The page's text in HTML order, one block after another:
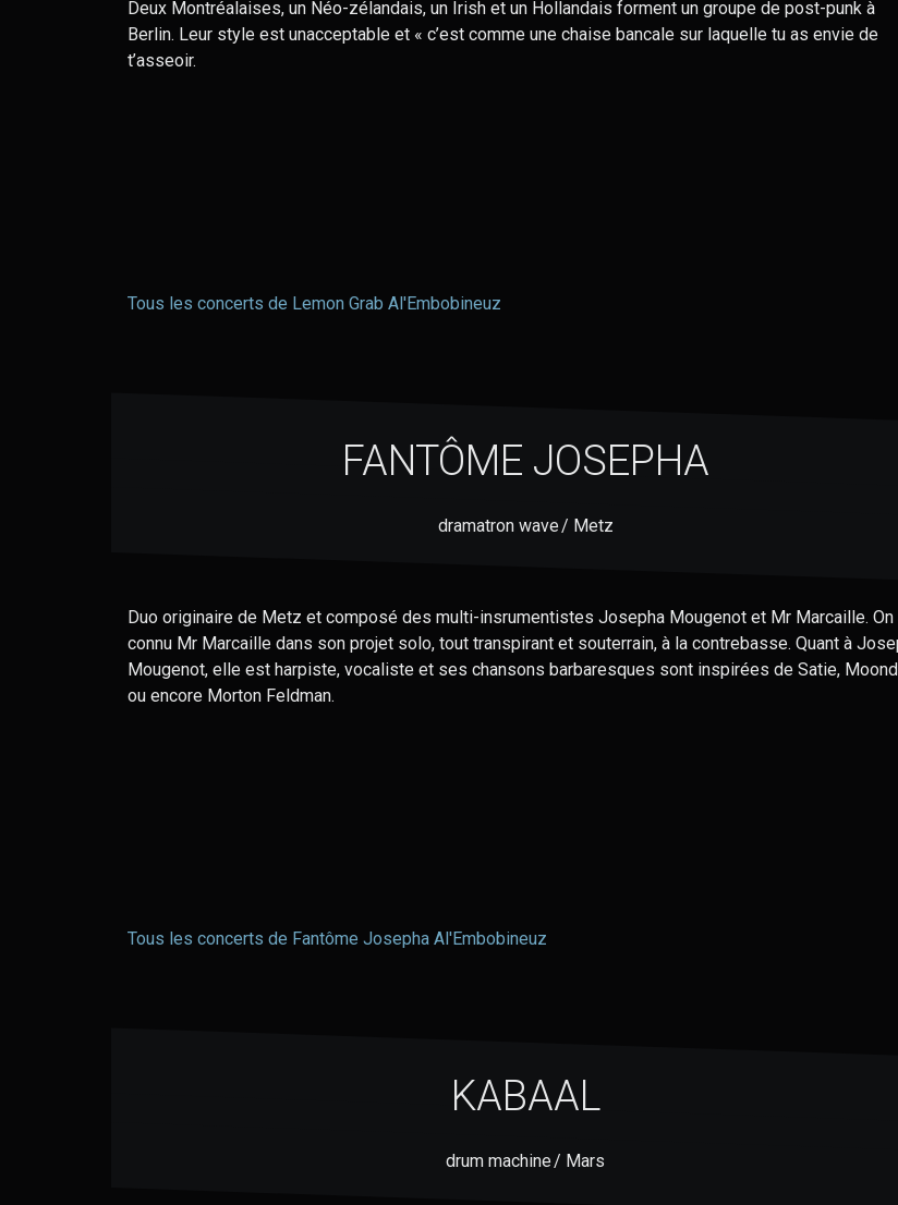
Deux Montréalaises, un Néo-zélandais, un Irish et un Hollandais forment un groupe de post-punk à
Berlin. Leur style est unacceptable et « c’est comme une chaise bancale sur laquelle tu as envie de
t’asseoir.
Tous les concerts de Lemon Grab Al'Embobineuz
FANTÔME JOSEPHA
dramatron wave / Metz
Duo originaire de Metz et composé des multi-insrumentistes Josepha Mougenot et Mr Marcaille. On
connu Mr Marcaille dans son projet solo, tout transpirant et souterrain, à la contrebasse. Quant à
Mougenot, elle est harpiste, vocaliste et ses chansons barbaresques sont inspirées de Satie,
ou encore Morton Feldman.
Tous les concerts de Fantôme Josepha Al'Embobineuz
KABAAL
drum machine / Mars